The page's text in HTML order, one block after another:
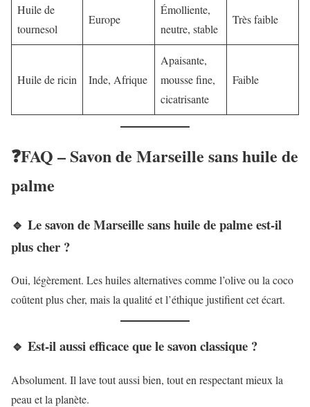
Huile de
tournesol
Europe
Émolliente,
neutre, stable
Très faible
Huile de ricin Inde, Afrique
Apaisante,
mousse fine,
cicatrisante
Faible
❓FAQ – Savon de Marseille sans huile de
palme
🔹 Le savon de Marseille sans huile de palme est-il
plus cher ?
Oui, légèrement. Les huiles alternatives comme l’olive ou la coco
coûtent plus cher, mais la qualité et l’éthique justifient cet écart.
🔹 Est-il aussi efficace que le savon classique ?
Absolument. Il lave tout aussi bien, tout en respectant mieux la
peau et la planète.